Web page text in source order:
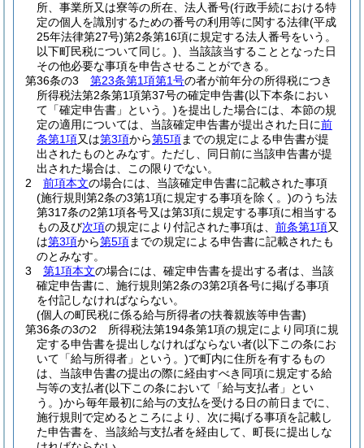
所、事業所又は寮等の所在、法人番号(行政手続における特
定の個人を識別するための番号の利用等に関する法律(平成
25年法律第27号)第2条第16項に規定する法人番号をいう。
以下町民税について同じ。) 、当該該当することとなった日
その他必要な事項を申告させることができる。
第36条の3
第23条第1項第1号の者が前年分の所得税につき
所得税法第2条第1項第37号の確定申告書(以下本条におい
て「確定申告書」という。)を提出した場合には、本節の規
定の適用については、当該確定申告書が提出された日に前
条第1項又は第3項から第5項までの規定による申告書が提
出されたものとみなす。 ただし、同日前に当該申告書が提
出された場合は、この限りでない。
2
前項本文の場合には、当該確定申告書に記載された事項
(施行規則第2条の3第1項に規定する事項を除く。)のうち法
第317条の2第1項各号又は第3項に規定する事項に相当する
もの及び次項の規定により付記された事項は、 前条第1項又
は第3項から第5項までの規定による申告書に記載されたも
のとみなす。
3
第1項本文の場合には、確定申告書を提出する者は、当該
確定申告書に、施行規則第2条の3第2項各号に掲げる事項
を付記しなければならない。
(個人の町民税に係る給与所得者の扶養親族等申告書)
第36条の3の2
所得税法第194条第1項の規定により同項に規
定する申告書を提出しなければならない者(以下この条にお
いて「給与所得者」という。)で町内に住所を有するもの
は、当該申告書の提出の際に経由すべき同項に規定する給
与等の支払者(以下この条において「給与支払者」とい
う。)から毎年最初に給与の支払を受ける日の前日までに、
施行規則で定めるところにより、次に掲げる事項を記載し
た申告書を、当該給与支払者を経由して、町長に提出しな